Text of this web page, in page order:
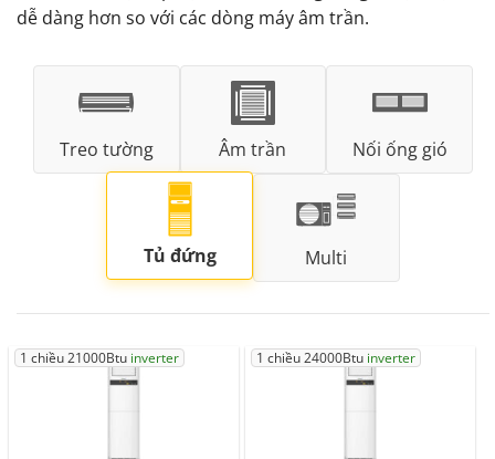
dễ dàng hơn so với các dòng máy âm trần.
Treo tường Âm trần Nối ống gió
Tủ đứng Multi
1 chiều 21000Btu inverter 1 chiều 24000Btu inverter